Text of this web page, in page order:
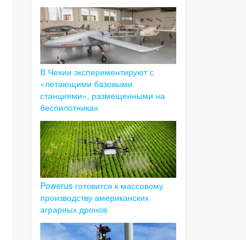
В Чехии экспериментируют с
«летающими базовыми
станциями», размещенными на
беспилотниках
Powerus готовится к массовому
производству американских
аграрных дронов